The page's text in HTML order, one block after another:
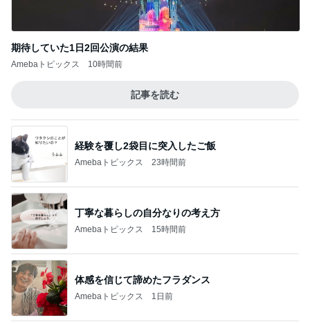
記事を読む
Amebaトピックス 23時間前
丁寧な暮らしの自分なりの考え方
Amebaトピックス 15時間前
体感を信じて諦めたフラダンス
Amebaトピックス 1日前
アグネス 孫がお泊まりに来た夜
Amebaトピックス 11時間前